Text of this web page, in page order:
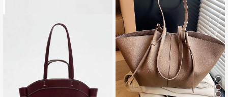
l'extérieur, les voyages, les pique-ni
ques